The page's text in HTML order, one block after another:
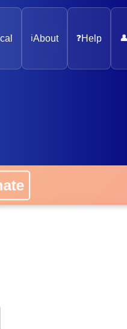
ℹ️About ❓Help 👤